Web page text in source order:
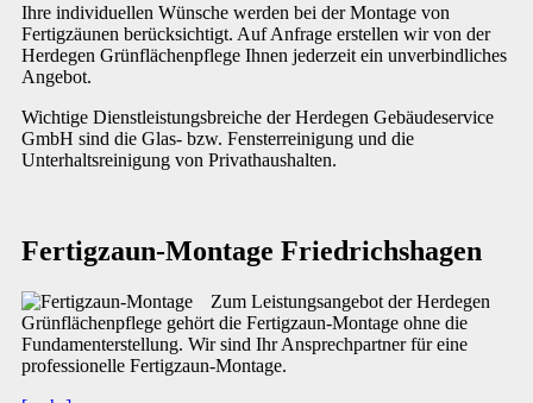
Ihre individuellen Wünsche werden bei der Montage von
Fertigzäunen berücksichtigt. Auf Anfrage erstellen wir von der
Herdegen Grünflächenpflege Ihnen jederzeit ein unverbindliches
Angebot.
Wichtige Dienstleistungsbreiche der Herdegen Gebäudeservice
GmbH sind die Glas- bzw. Fensterreinigung und die
Unterhaltsreinigung von Privathaushalten.
Fertigzaun-Montage Friedrichshagen
Zum Leistungsangebot der Herdegen
Grünflächenpflege gehört die Fertigzaun-Montage ohne die
Fundamenterstellung. Wir sind Ihr Ansprechpartner für eine
professionelle Fertigzaun-Montage.